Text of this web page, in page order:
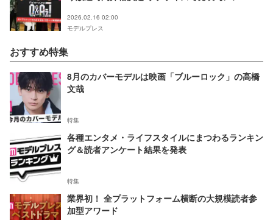
2026.02.16 02:00
モデルプレス
おすすめ特集
8月のカバーモデルは映画「ブルーロック」の高橋
文哉
特集
各種エンタメ・ライフスタイルにまつわるランキン
グ＆読者アンケート結果を発表
特集
業界初！ 全プラットフォーム横断の大規模読者参
加型アワード